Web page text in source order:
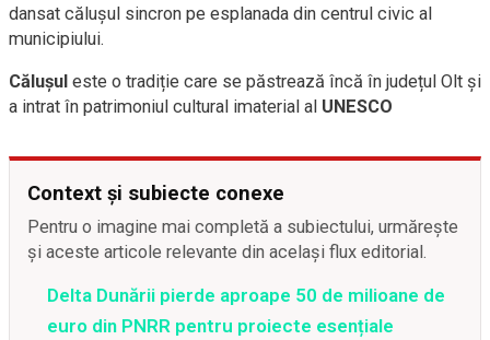
dansat călușul sincron pe esplanada din centrul civic al
municipiului.
Călușul este o tradiție care se păstrează încă în județul Olt și
a intrat în patrimoniul cultural imaterial al UNESCO
Context și subiecte conexe
Pentru o imagine mai completă a subiectului, urmărește
și aceste articole relevante din același flux editorial.
Delta Dunării pierde aproape 50 de milioane de
euro din PNRR pentru proiecte esențiale